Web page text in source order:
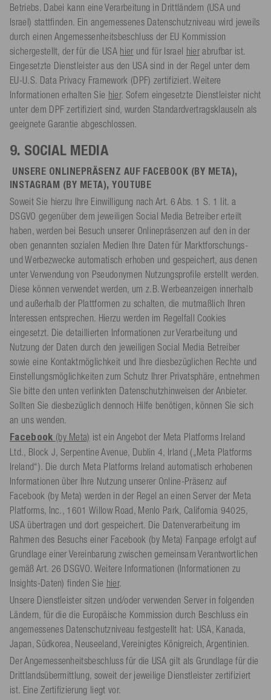
Betriebs. Dabei kann eine Verarbeitung in Drittländern (USA und
Israel) stattfinden. Ein angemessenes Datenschutzniveau wird jeweils
durch einen Angemessenheitsbeschluss der EU Kommission
sichergestellt, der für die USA hierund für Israel hierabrufbar ist.
Eingesetzte Dienstleister aus den USA sind in der Regel unter dem
EU-U.S. Data Privacy Framework (DPF) zertifiziert. Weitere
Informationen erhalten Sie hier. Sofern eingesetzte Dienstleister nicht
unter dem DPF zertifiziert sind, wurden Standardvertragsklauseln als
geeignete Garantie abgeschlossen.
9. SOCIAL MEDIA
UNSERE ONLINEPRÄSENZ AUF FACEBOOK (BY META),
INSTAGRAM (BY META), YOUTUBE
Soweit Sie hierzu Ihre Einwilligung nach Art. 6 Abs. 1 S. 1 lit. a
DSGVO gegenüber dem jeweiligen Social Media Betreiber erteilt
haben, werden bei Besuch unserer Onlinepräsenzen auf den in der
oben genannten sozialen Medien Ihre Daten für Marktforschungs-
und Werbezwecke automatisch erhoben und gespeichert, aus denen
unter Verwendung von Pseudonymen Nutzungsprofile erstellt werden.
Diese können verwendet werden, um z.B. Werbeanzeigen innerhalb
und außerhalb der Plattformen zu schalten, die mutmaßlich Ihren
Interessen entsprechen. Hierzu werden im Regelfall Cookies
eingesetzt. Die detaillierten Informationen zur Verarbeitung und
Nutzung der Daten durch den jeweiligen Social Media Betreiber
sowie eine Kontaktmöglichkeit und Ihre diesbezüglichen Rechte und
Einstellungsmöglichkeiten zum Schutz Ihrer Privatsphäre, entnehmen
Sie bitte den unten verlinkten Datenschutzhinweisen der Anbieter.
Sollten Sie diesbezüglich dennoch Hilfe benötigen, können Sie sich
an uns wenden.
Facebook (by Meta) ist ein Angebot der Meta Platforms Ireland
Ltd., Block J, Serpentine Avenue, Dublin 4, Irland („Meta Platforms
Ireland“). Die durch Meta Platforms Ireland automatisch erhobenen
Informationen über Ihre Nutzung unserer Online-Präsenz auf
Facebook (by Meta) werden in der Regel an einen Server der Meta
Platforms, Inc., 1601 Willow Road, Menlo Park, California 94025,
USA übertragen und dort gespeichert. Die Datenverarbeitung im
Rahmen des Besuchs einer Facebook (by Meta) Fanpage erfolgt auf
Grundlage einer Vereinbarung zwischen gemeinsam Verantwortlichen
gemäß Art. 26 DSGVO. Weitere Informationen (Informationen zu
Insights-Daten) finden Sie hier.
Unsere Dienstleister sitzen und/oder verwenden Server in folgenden
Ländern, für die die Europäische Kommission durch Beschluss ein
angemessenes Datenschutzniveau festgestellt hat: USA, Kanada,
Japan, Südkorea, Neuseeland, Vereinigtes Königreich, Argentinien.
Der Angemessenheitsbeschluss für die USA gilt als Grundlage für die
Drittlandsübermittlung, soweit der jeweilige Dienstleister zertifiziert
ist. Eine Zertifizierung liegt vor.